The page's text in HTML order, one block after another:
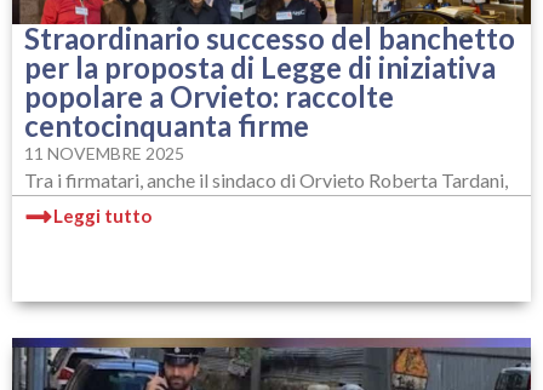
Straordinario successo del banchetto
per la proposta di Legge di iniziativa
popolare a Orvieto: raccolte
centocinquanta firme
11 NOVEMBRE 2025
Tra i firmatari, anche il sindaco di Orvieto Roberta Tardani,
Leggi tutto